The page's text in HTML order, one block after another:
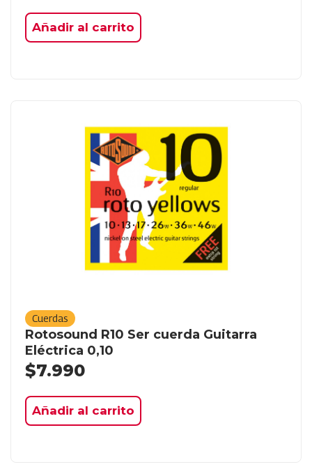
Añadir al carrito
Cuerdas
Rotosound R10 Ser cuerda Guitarra
Eléctrica 0,10
$7.990
Añadir al carrito